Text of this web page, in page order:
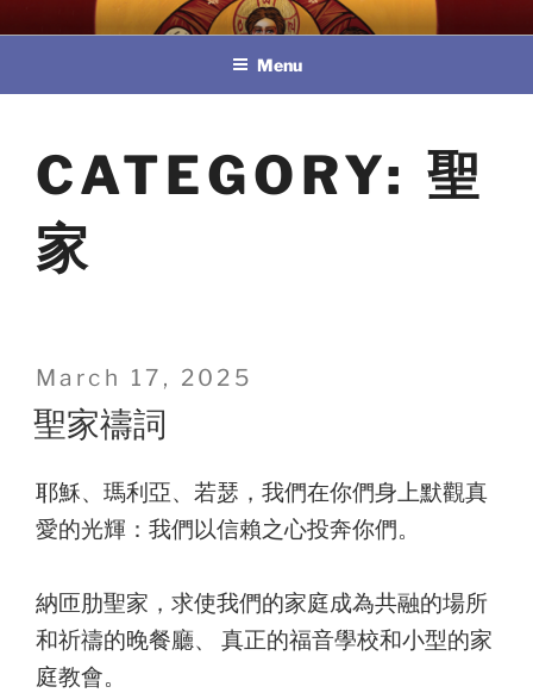
to
教區婚姻與家庭牧民委員會
Menu
CATEGORY: 聖
家
Posted
on
March 17, 2025
聖家禱詞
耶穌、瑪利亞、若瑟，我們在你們身上默觀真
愛的光輝：我們以信賴之心投奔你們。
納匝肋聖家，求使我們的家庭成為共融的場所
和祈禱的晚餐廳、 真正的福音學校和小型的家
庭教會。